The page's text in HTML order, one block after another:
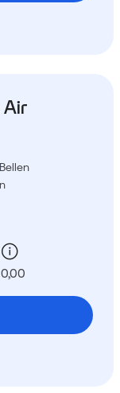
Air